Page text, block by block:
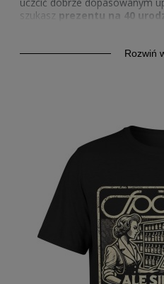
szukasz prezentu na 40
odpowiednim nadrukiem
nowoczesne i bardziej
trafiony prezent dla
przypadkowym gadżetem,
garderoby i pamiątką ważnego
Rozwiń